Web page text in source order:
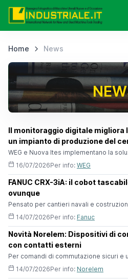
Home News
Il monitoraggio digitale
un impianto di produzione del
WEG e Nuova Ites implementano la
migliorare l'efficienza Nuova Ites Srl,
specializzata nella riparazione e
rotanti, ha recentemente stretto una
apparecchiature industriali WEG per
operativo di uno dei motori industriali
cementific
16/07/2026Per info: WEG
FANUC CRX-3iA: il cobot
ovunque
Pensato per cantieri navali e
con una mano e lavora con la
presenta il robot collaborativo CRX-
compatto dell'intera gamma di cobot
trasportato e messo in funzione in
quelle applicazioni in cui poter
14/07/2026Per info: Fanuc
Novità Norelem: Dispositivi di
con contatti esterni
Per comandi di commutazione sicuri e
stato Norelem amplia la sua gamma
segnalazione con contatti esterni. I
14/07/2026Per info: Norelem